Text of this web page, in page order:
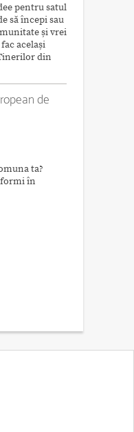
pentru satul
să începi sau
și vrei
același
din
de
ta?
în